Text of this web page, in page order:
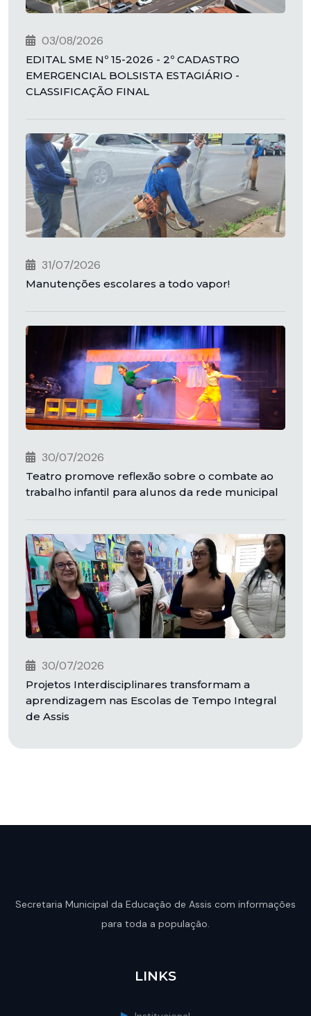
03/08/2026
EDITAL SME Nº 15-2026 - 2º CADASTRO
EMERGENCIAL BOLSISTA ESTAGIÁRIO -
CLASSIFICAÇÃO FINAL
31/07/2026
Manutenções escolares a todo vapor!
30/07/2026
Teatro promove reflexão sobre o combate ao
trabalho infantil para alunos da rede municipal
30/07/2026
Projetos Interdisciplinares transformam a
aprendizagem nas Escolas de Tempo Integral
de Assis
Secretaria Municipal da Educação de Assis com informações
para toda a população.
LINKS